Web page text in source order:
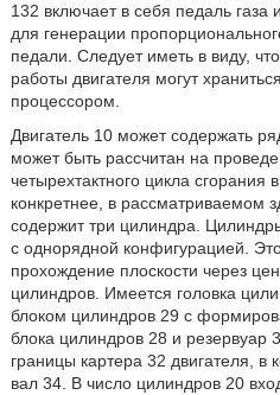
132 включает в себя педаль
для генерации
педали. Следует иметь в виду,
работы двигателя могут
процессором.
Двигатель 10 может содержать
может быть рассчитан на
четырехтактного цикла сгорания
конкретнее, в рассматриваемом
содержит три цилиндра.
с однорядной конфигурацией.
прохождение плоскости через
цилиндров. Имеется головка
блоком цилиндров 29 с
блока цилиндров 28 и резервуар
границы картера 32 двигателя,
вал 34. В число цилиндров 20